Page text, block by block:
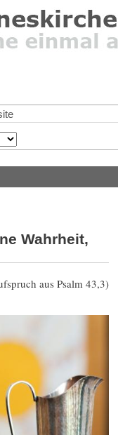
Wahrheit,
aus Psalm 43,3)